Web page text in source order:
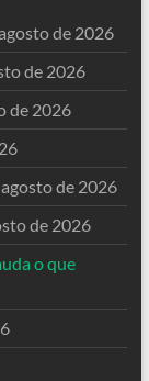
de 2026
de 2026
de 2026
de 2026
de 2026
o que